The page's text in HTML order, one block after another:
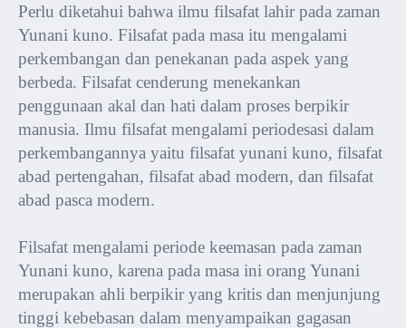
Perlu diketahui bahwa ilmu filsafat lahir pada zaman
Yunani kuno. Filsafat pada masa itu mengalami
perkembangan dan penekanan pada aspek yang
berbeda. Filsafat cenderung menekankan
penggunaan akal dan hati dalam proses berpikir
manusia. Ilmu filsafat mengalami periodesasi dalam
perkembangannya yaitu filsafat yunani kuno, filsafat
abad pertengahan, filsafat abad modern, dan filsafat
abad pasca modern.
Filsafat mengalami periode keemasan pada zaman
Yunani kuno, karena pada masa ini orang Yunani
merupakan ahli berpikir yang kritis dan menjunjung
tinggi kebebasan dalam menyampaikan gagasan